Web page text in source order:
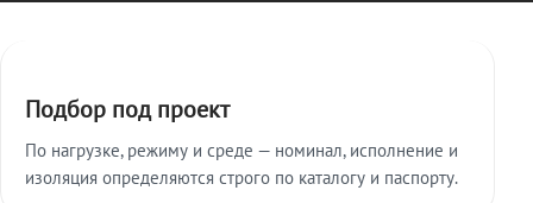
Подбор под проект
По нагрузке, режиму и среде — номинал, исполнение и
изоляция определяются строго по каталогу и паспорту.